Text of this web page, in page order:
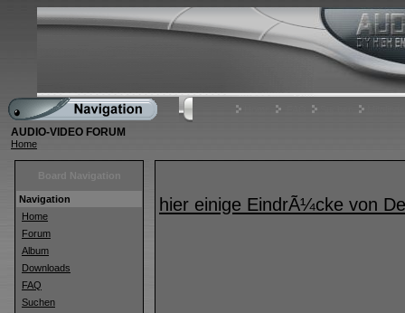
AUDIO-VIDEO FORUM
Home
Navigation
Home
Forum
Album
Downloads
FAQ
Suchen
hier einige EindrÃ¼cke von